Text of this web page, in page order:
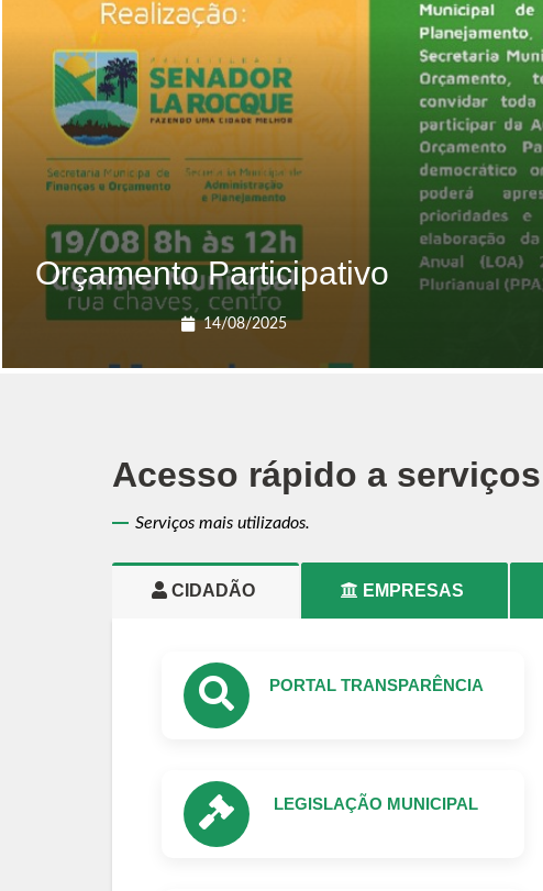
Orçamento Participativo
14/08/2025
Acesso rápido a serviços
Serviços mais utilizados.
CIDADÃO EMPRESAS
PORTAL TRANSPARÊNCIA
LEGISLAÇÃO MUNICIPAL